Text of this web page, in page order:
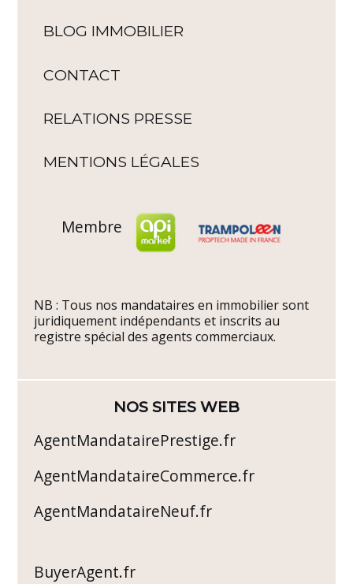
BLOG IMMOBILIER
CONTACT
RELATIONS PRESSE
MENTIONS LÉGALES
Membre
NB : Tous nos mandataires en immobilier sont
juridiquement indépendants et inscrits au
registre spécial des agents commerciaux.
NOS SITES WEB
AgentMandatairePrestige.fr
AgentMandataireCommerce.fr
AgentMandataireNeuf.fr
BuyerAgent.fr